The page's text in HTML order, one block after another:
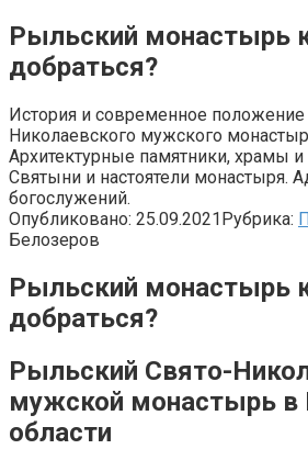
Рыльский монастырь
добраться?
История и современное
Николаевского мужского
Архитектурные памятники, храмы и
Святыни и настоятели монастыря.
богослужений.
Опубликовано: 25.09.2021Рубрика:
Белозеров
Рыльский монастырь
добраться?
Рыльский Свято-
мужской монастырь в
области